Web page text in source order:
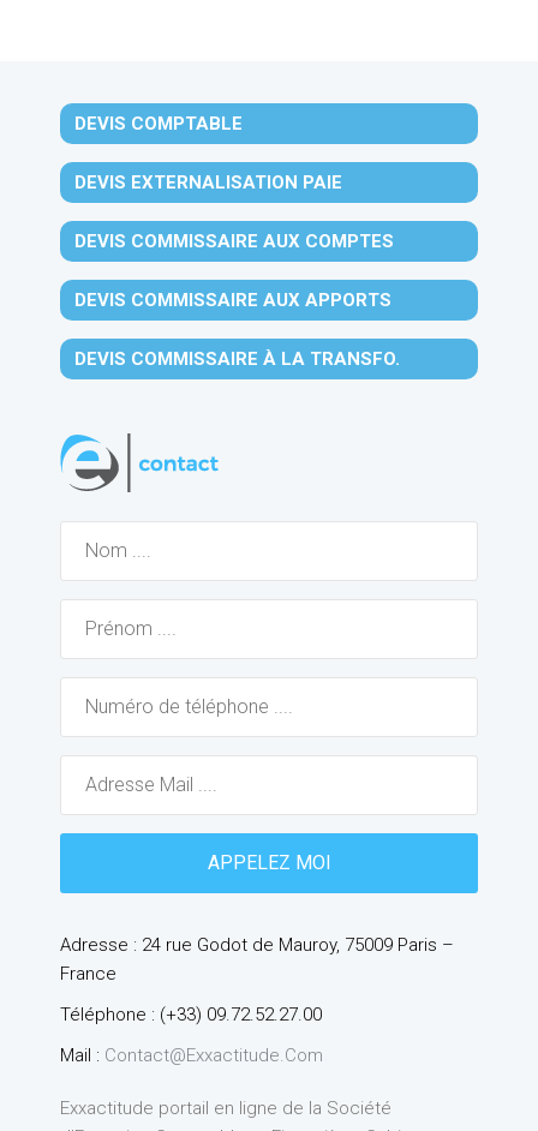
DEVIS COMPTABLE
DEVIS EXTERNALISATION PAIE
DEVIS COMMISSAIRE AUX COMPTES
DEVIS COMMISSAIRE AUX APPORTS
DEVIS COMMISSAIRE À LA TRANSFO.
Adresse : 24 rue Godot de Mauroy, 75009 Paris –
France
Téléphone : (+33) 09.72.52.27.00
Mail : Contact@exxactitude.com
Exxactitude portail en ligne de la Société